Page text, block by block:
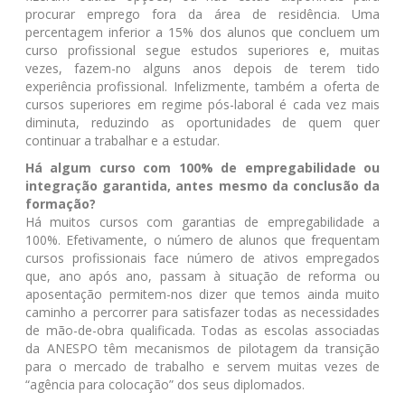
procurar emprego fora da área de residência. Uma
percentagem inferior a 15% dos alunos que concluem um
curso profissional segue estudos superiores e, muitas
vezes, fazem-no alguns anos depois de terem tido
experiência profissional. Infelizmente, também a oferta de
cursos superiores em regime pós-laboral é cada vez mais
diminuta, reduzindo as oportunidades de quem quer
continuar a trabalhar e a estudar.
Há algum curso com 100% de empregabilidade ou
integração garantida, antes mesmo da conclusão da
formação?
Há muitos cursos com garantias de empregabilidade a
100%. Efetivamente, o número de alunos que frequentam
cursos profissionais face número de ativos empregados
que, ano após ano, passam à situação de reforma ou
aposentação permitem-nos dizer que temos ainda muito
caminho a percorrer para satisfazer todas as necessidades
de mão-de-obra qualificada. Todas as escolas associadas
da ANESPO têm mecanismos de pilotagem da transição
para o mercado de trabalho e servem muitas vezes de
“agência para colocação” dos seus diplomados.